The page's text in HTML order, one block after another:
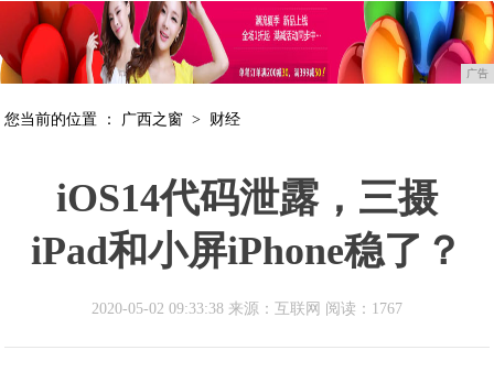
广告
您当前的位置 ： 广西之窗 > 财经
iOS14代码泄露，三摄
iPad和小屏iPhone稳了？
2020-05-02 09:33:38 来源：互联网 阅读：1767